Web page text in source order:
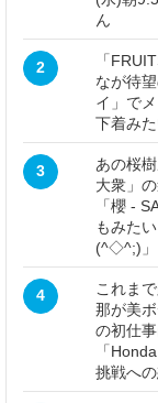
ん
2
「
なが待
イ」で
下着み
3
あの桜
大衆」
「櫻 -
もみた
(^◇^;)」
4
これま
那が美
の初仕
「
挑戦へ